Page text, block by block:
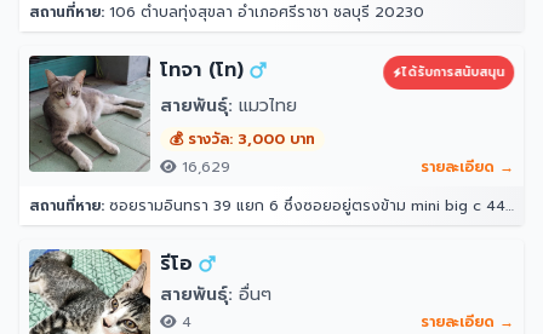
สถานที่หาย: 106 ตำบลทุ่งสุขลา อำเภอศรีราชา ชลบุรี 20230
โทจา (โท) ได้รับการสนับสนุน
สายพันธุ์: แมวไทย
💰 รางวัล: 3,000 บาท
16,629
รายละเอียด →
สถานที่หาย: ซอยรามอินทรา 39 แยก 6 ซึ่งซอยอยู่ตรงข้าม mini big c 44/10 ซอย รามอินทรา 39 แยก 6 แขวงอนุสาวรีย์ เขตบางเขน กรุงเทพมหานคร 10220 ประเทศไทย
รีโอ
สายพันธุ์: อื่นๆ
4 รายละเอียด →